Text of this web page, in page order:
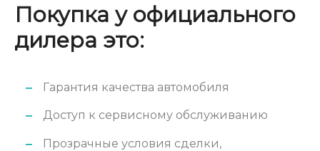
Покупка у официального
дилера это:
Гарантия качества автомобиля
Доступ к сервисному обслуживанию
Прозрачные условия сделки,